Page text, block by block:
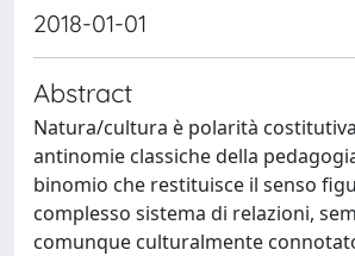
2018-01-01
Abstract
Natura/cultura è polarità
antinomie classiche della
binomio che restituisce il senso
complesso sistema di relazioni,
comunque culturalmente